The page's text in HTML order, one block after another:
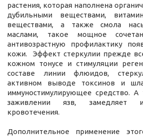
растения, которая наполнена
дубильными веществами,
веществами, а также смола
маслами, такое мощное
антивозрастную профилактику
кожи. Эффект стеркулии прежде
кожном тонусе и стимуляции
составе линии флюидов,
активном выводе токсинов и
иммуностимулирующее средство. А
заживлении язв, замедляет и
кровотечения.
Дополнительное применение